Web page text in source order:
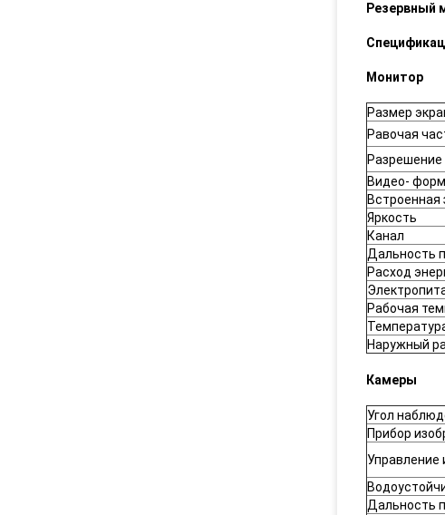
Резервный
Монитор
Размер
Равочая
Разрешение
Видео-
Встроенная
Яркость
Канал
Дальность
Расход
Рабочая
Наружный
Камеры
Угол
Прибор
Управление
Дальность